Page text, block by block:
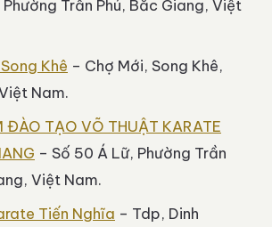
Trần Phú, Bắc Giang, Việt
Khê – Chợ Mới, Song Khê,
Nam.
ĐÀO TẠO VÕ THUẬT KARATE
– Số 50 Á Lữ, Phường Trần
Việt Nam.
Tiến Nghĩa – Tdp, Dinh